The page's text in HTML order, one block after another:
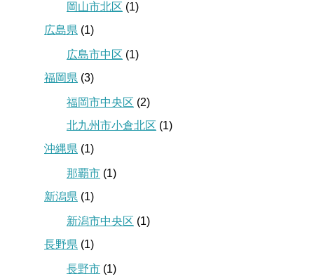
岡山市北区 (1)
広島県 (1)
広島市中区 (1)
福岡県 (3)
福岡市中央区 (2)
北九州市小倉北区 (1)
沖縄県 (1)
那覇市 (1)
新潟県 (1)
新潟市中央区 (1)
長野県 (1)
長野市 (1)